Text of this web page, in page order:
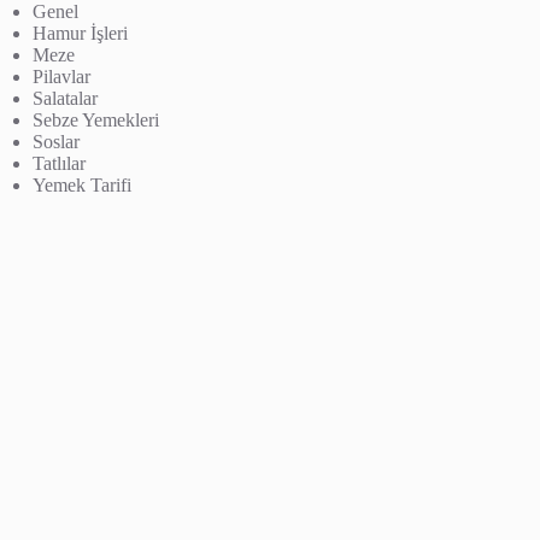
Genel
Hamur İşleri
Meze
Pilavlar
Salatalar
Sebze Yemekleri
Soslar
Tatlılar
Yemek Tarifi